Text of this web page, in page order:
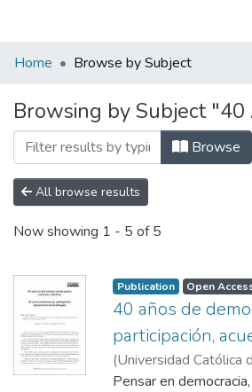
Home Browse by Subject
Browsing by Subject "40
Browse
All browse results
Now showing 1 - 5 of 5
Publication Open
40 años de
participación,
(Universidad Católica
de Derecho y
Pensar en